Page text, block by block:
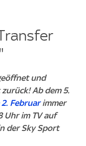
und
Ab dem 5.
2. Februarimmer
Uhr im TV auf
der Sky Sport